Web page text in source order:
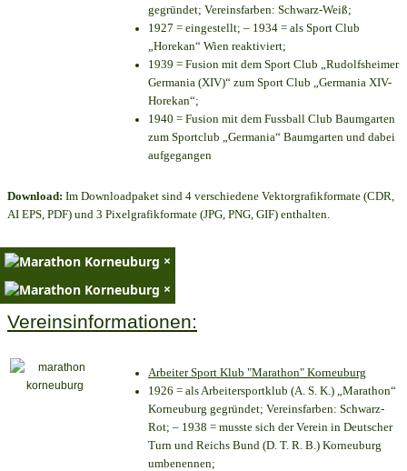
gegründet; Vereinsfarben: Schwarz-Weiß;
1927 = eingestellt; – 1934 = als Sport Club
„Horekan“ Wien reaktiviert;
1939 = Fusion mit dem Sport Club „Rudolfsheimer
Germania (XIV)“ zum Sport Club „Germania XIV-
Horekan“;
1940 = Fusion mit dem Fussball Club Baumgarten
zum Sportclub „Germania“ Baumgarten und dabei
aufgegangen
Download: Im Downloadpaket sind 4 verschiedene Vektorgrafikformate (CDR,
AI EPS, PDF) und 3 Pixelgrafikformate (JPG, PNG, GIF) enthalten.
×
×
Vereinsinformationen:
Arbeiter Sport Klub "Marathon" Korneuburg
1926 = als Arbeitersportklub (A. S. K.) „Marathon“
Korneuburg gegründet; Vereinsfarben: Schwarz-
Rot; – 1938 = musste sich der Verein in Deutscher
Turn und Reichs Bund (D. T. R. B.) Korneuburg
umbenennen;